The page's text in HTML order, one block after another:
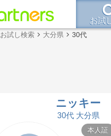
お試
お試し検索 大分県 30代
ニッキー
30代 大分県
本人証